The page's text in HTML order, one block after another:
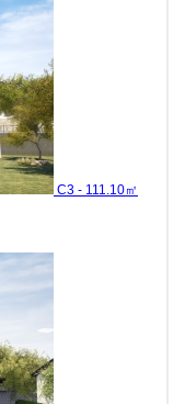
C3 - 111.10㎡